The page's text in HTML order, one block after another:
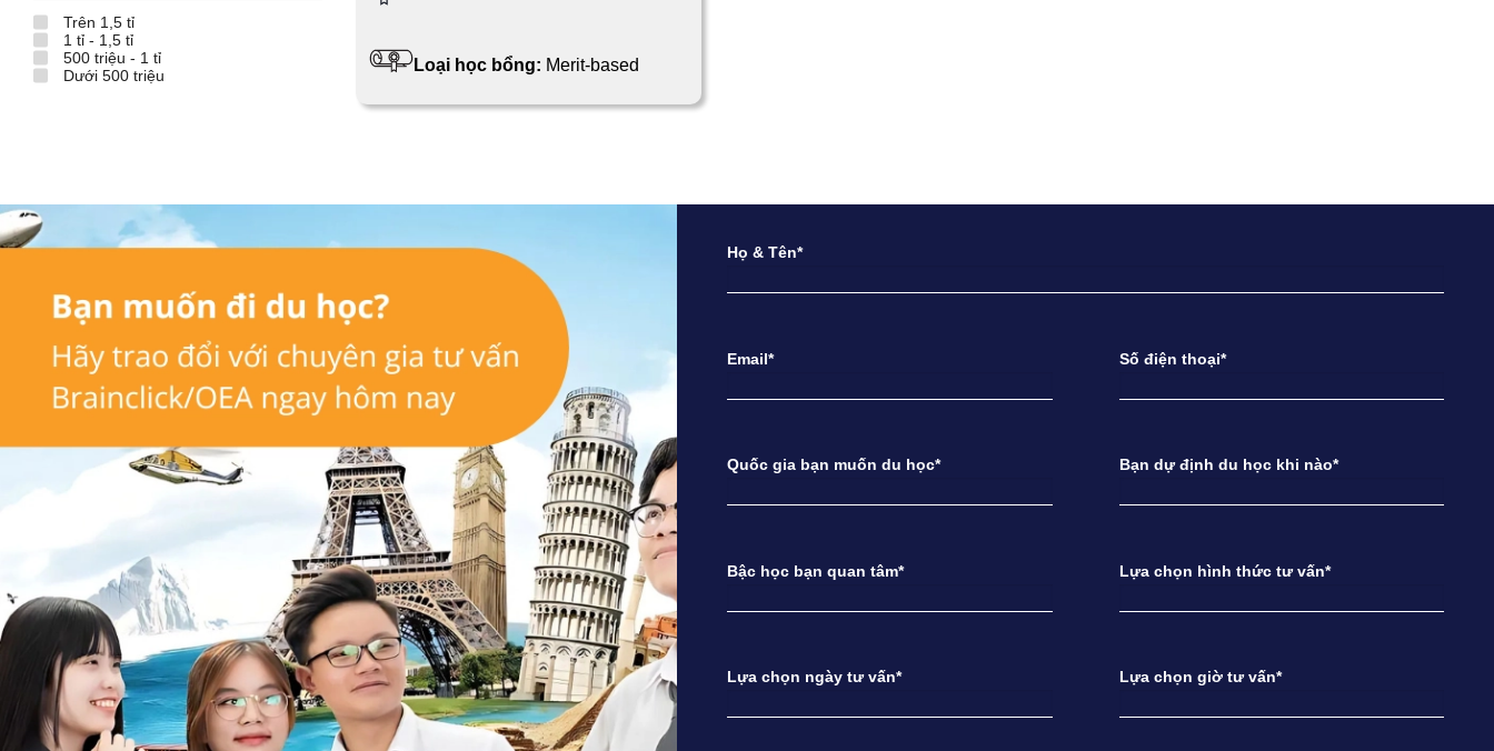
Trên 1,5 tỉ
1 tỉ - 1,5 tỉ
500 triệu - 1 tỉ
Dưới 500 triệu
Loại học bổng: Merit-based
Họ & Tên*
Email* Số điện thoại*
Quốc gia bạn muốn du học* Bạn dự định du học khi nào*
Bậc học bạn quan tâm* Lựa chọn hình thức tư vấn*
Lựa chọn ngày tư vấn* Lựa chọn giờ tư vấn*